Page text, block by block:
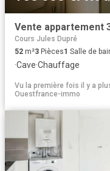
Cours Jules Dupré
52 m²3 Pièces1 Salle de
·Cave·Chauffage
Vu la première fois il y a
Ouestfrance-immo